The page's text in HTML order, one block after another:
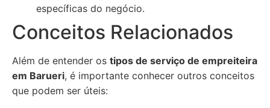
específicas do negócio.
Conceitos Relacionados
Além de entender os tipos de serviço de empreiteira
em Barueri, é importante conhecer outros conceitos
que podem ser úteis: